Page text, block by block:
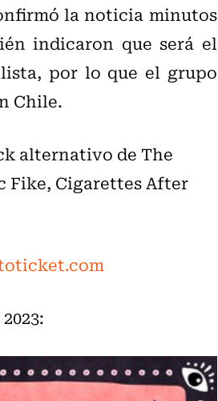
la noticia minutos
indicaron que será el
por lo que el grupo
Chile.
alternativo de The
Fike, Cigarettes After